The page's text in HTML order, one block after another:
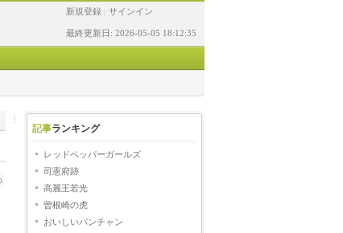
新規登録 サインイン
最終更新日: 2026-05-05 18:12:35
記事ランキング
レッドペッパーガールズ
司憲府跡
高麗王若光
曽根崎の虎
おいしいパンチャン